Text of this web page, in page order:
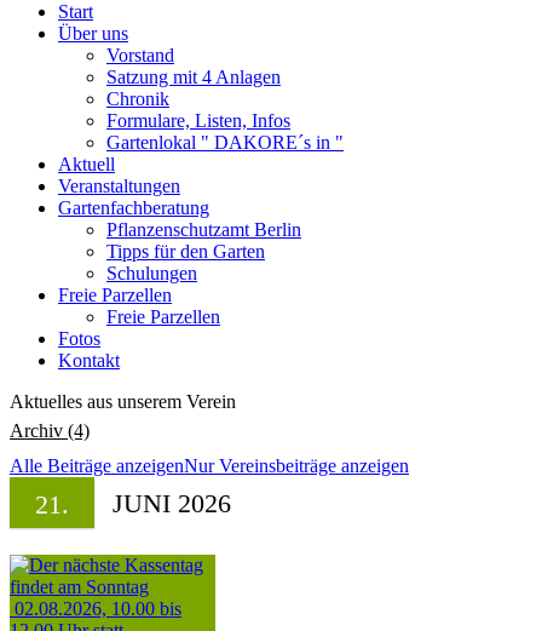
Start
Über uns
Vorstand
Satzung mit 4 Anlagen
Chronik
Formulare, Listen, Infos
Gartenlokal " DAKORE´s in "
Aktuell
Veranstaltungen
Gartenfachberatung
Pflanzenschutzamt Berlin
Tipps für den Garten
Schulungen
Freie Parzellen
Freie Parzellen
Fotos
Kontakt
Aktuelles aus unserem Verein
Archiv (4)
Alle Beiträge anzeigenNur Vereinsbeiträge anzeigen
21. JUNI 2026